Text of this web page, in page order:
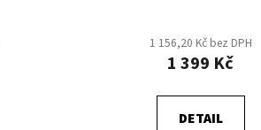
1 156,20 Kč bez DPH
1 399 Kč
DETAIL